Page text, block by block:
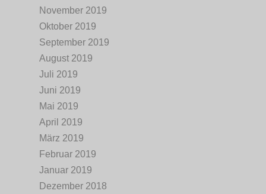
November 2019
Oktober 2019
September 2019
August 2019
Juli 2019
Juni 2019
Mai 2019
April 2019
März 2019
Februar 2019
Januar 2019
Dezember 2018